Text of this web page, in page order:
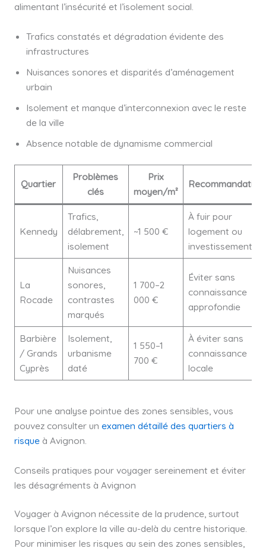
alimentant l’insécurité et l’isolement social.
Trafics constatés et dégradation évidente des
infrastructures
Nuisances sonores et disparités d’aménagement
urbain
Isolement et manque d’interconnexion avec le reste
de la ville
Absence notable de dynamisme commercial
Quartier
Problèmes
clés
Prix
moyen/m²
Recommandation
Kennedy
Trafics,
délabrement,
isolement
~1 500 €
À fuir pour
logement ou
investissement
La
Rocade
Nuisances
sonores,
contrastes
marqués
1 700–2
000 €
Éviter sans
connaissance
approfondie
Barbière
/ Grands
Cyprès
Isolement,
urbanisme
daté
1 550–1
700 €
À éviter sans
connaissance
locale
Pour une analyse pointue des zones sensibles, vous
pouvez consulter un examen détaillé des quartiers à
risqueà Avignon.
Conseils pratiques pour voyager sereinement et éviter
les désagréments à Avignon
Voyager à Avignon nécessite de la prudence, surtout
lorsque l’on explore la ville au-delà du centre historique.
Pour minimiser les risques au sein des zones sensibles,